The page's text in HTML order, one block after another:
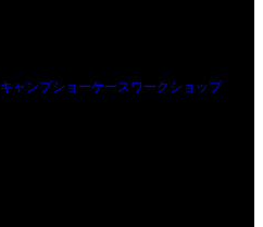
キャンプショーケースワークショップ